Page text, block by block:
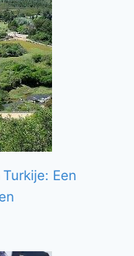
Een